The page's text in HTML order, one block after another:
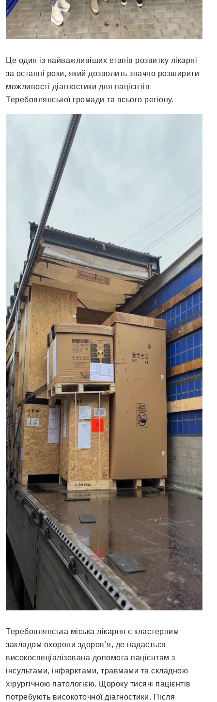
Це один із найважливіших етапів розвитку лікарні
за останні роки, який дозволить значно розширити
можливості діагностики для пацієнтів
Теребовлянської громади та всього регіону.
Теребовлянська міська лікарня є кластерним
закладом охорони здоров’я, де надається
високоспеціалізована допомога пацієнтам з
інсультами, інфарктами, травмами та складною
хірургічною патологією. Щороку тисячі пацієнтів
потребують високоточної діагностики. Після